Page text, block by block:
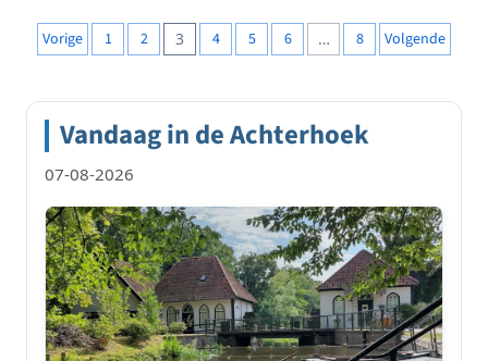
Berichten
Vorige 1 2 3 4 5 6 … 8 Volgende
Vandaag in de Achterhoek
07-08-2026